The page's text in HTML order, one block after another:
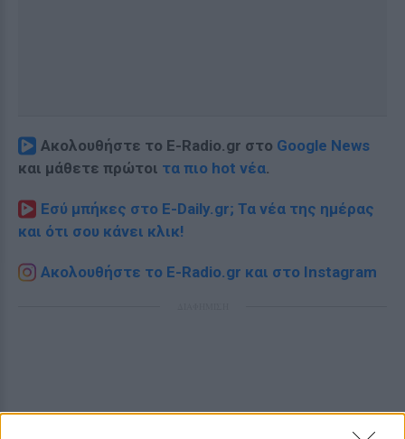
Ακολουθήστε το E-Radio.gr στο Google News
και μάθετε πρώτοι τα πιο hot νέα.
Εσύ μπήκες στο E-Daily.gr; Τα νέα της ημέρας
και ότι σου κάνει κλικ!
Ακολουθήστε το E-Radio.gr και στο Instagram